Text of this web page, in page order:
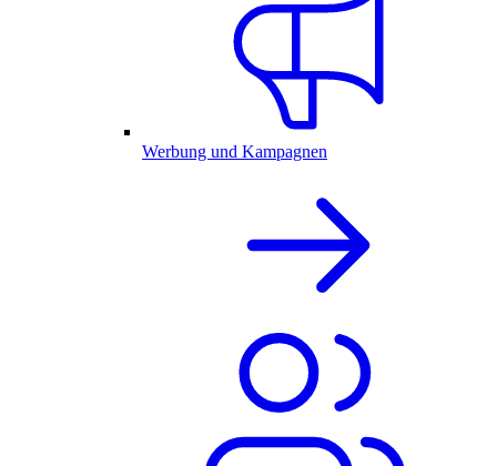
Werbung und Kampagnen